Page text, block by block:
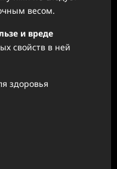
весом.
и вреде
свойств в ней
здоровья